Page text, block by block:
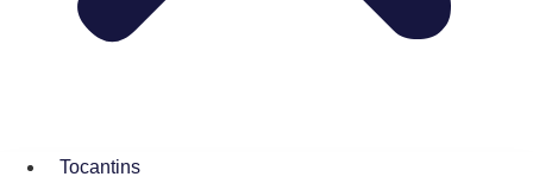
Tocantins